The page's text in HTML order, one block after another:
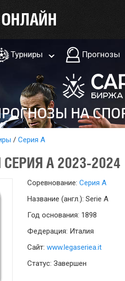
Турниры Прогнозы
Серия А
А 2023-2024
Соревнование: Серия А
Название (англ.): Serie A
Год основания: 1898
Федерация: Италия
Сайт: www.legaseriea.it
Статус: Завершен